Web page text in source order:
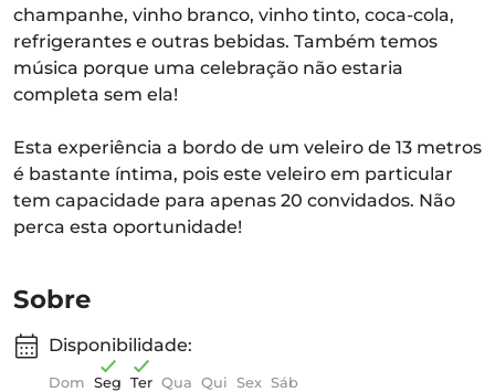
champanhe, vinho branco, vinho tinto, coca-cola,
refrigerantes e outras bebidas. Também temos
música porque uma celebração não estaria
completa sem ela!
Esta experiência a bordo de um veleiro de 13 metros
é bastante íntima, pois este veleiro em particular
tem capacidade para apenas 20 convidados. Não
perca esta oportunidade!
Sobre
Disponibilidade:
Dom Seg Ter Qua Qui Sex Sáb